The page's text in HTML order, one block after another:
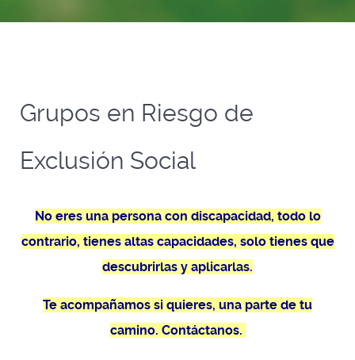
Grupos en Riesgo de
Exclusión Social
No eres una persona con discapacidad, todo lo
contrario, tienes altas capacidades, solo tienes que
descubrirlas y aplicarlas.
Te acompañamos si quieres, una parte de tu
camino. Contáctanos.